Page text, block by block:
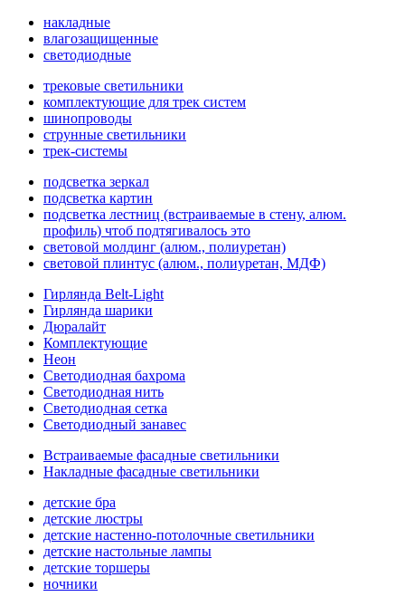
накладные
влагозащищенные
светодиодные
трековые светильники
комплектующие для трек систем
шинопроводы
струнные светильники
трек-системы
подсветка зеркал
подсветка картин
подсветка лестниц (встраиваемые в стену, алюм.
профиль) чтоб подтягивалось это
световой молдинг (алюм., полиуретан)
световой плинтус (алюм., полиуретан, МДФ)
Гирлянда Belt-Light
Гирлянда шарики
Дюралайт
Комплектующие
Неон
Светодиодная бахрома
Светодиодная нить
Светодиодная сетка
Светодиодный занавес
Встраиваемые фасадные светильники
Накладные фасадные светильники
детские бра
детские люстры
детские настенно-потолочные светильники
детские настольные лампы
детские торшеры
ночники